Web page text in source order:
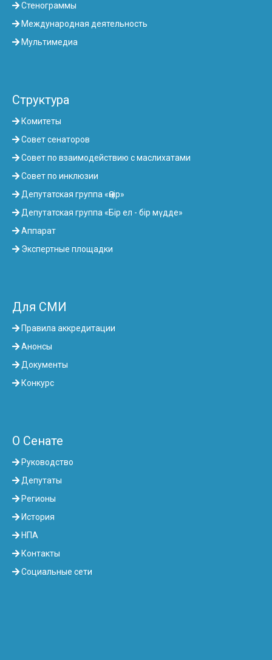
Стенограммы
Международная деятельность
Мультимедиа
Структура
Комитеты
Совет сенаторов
Совет по взаимодействию с маслихатами
Совет по инклюзии
Депутатская группа «Өңір»
Депутатская группа «Бір ел - бір мүдде»
Аппарат
Экспертные площадки
Для СМИ
Правила аккредитации
Анонсы
Документы
Конкурс
О Сенате
Руководство
Депутаты
Регионы
История
НПА
Контакты
Социальные сети